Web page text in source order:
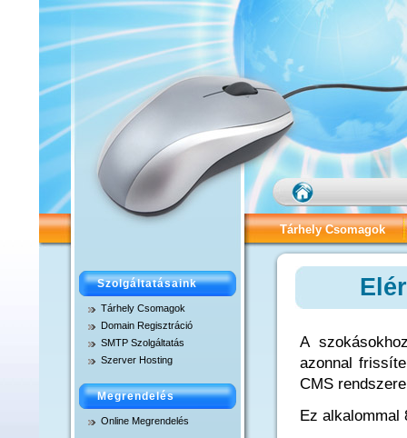
Tárhely Csomagok
Tárhely Adatok
SMTP Szolgáltatás
MicroSite Csomag –
Alap Tárhely Csomag
Szolgáltatásaink
Tárhely Csomagok
Domain Regisztráció
SMTP Szolgáltatás
Szerver Hosting
Megrendelés
Online Megrendelés
A
azonnal
CMS
Ez alkalommal